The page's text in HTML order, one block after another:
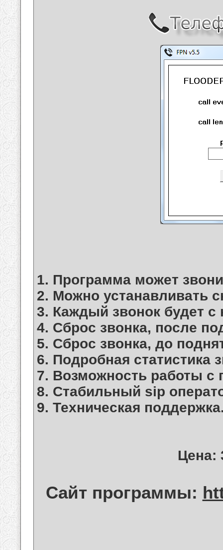
1. Программа может
2. Можно устанавливать
3. Каждый звонок будет с
4. Сброс звонка, после
5. Сброс звонка, до
6. Подробная статистика
7. Возможность работы с
8. Стабильный sip
9. Техническая
Цена:
Сайт программы: